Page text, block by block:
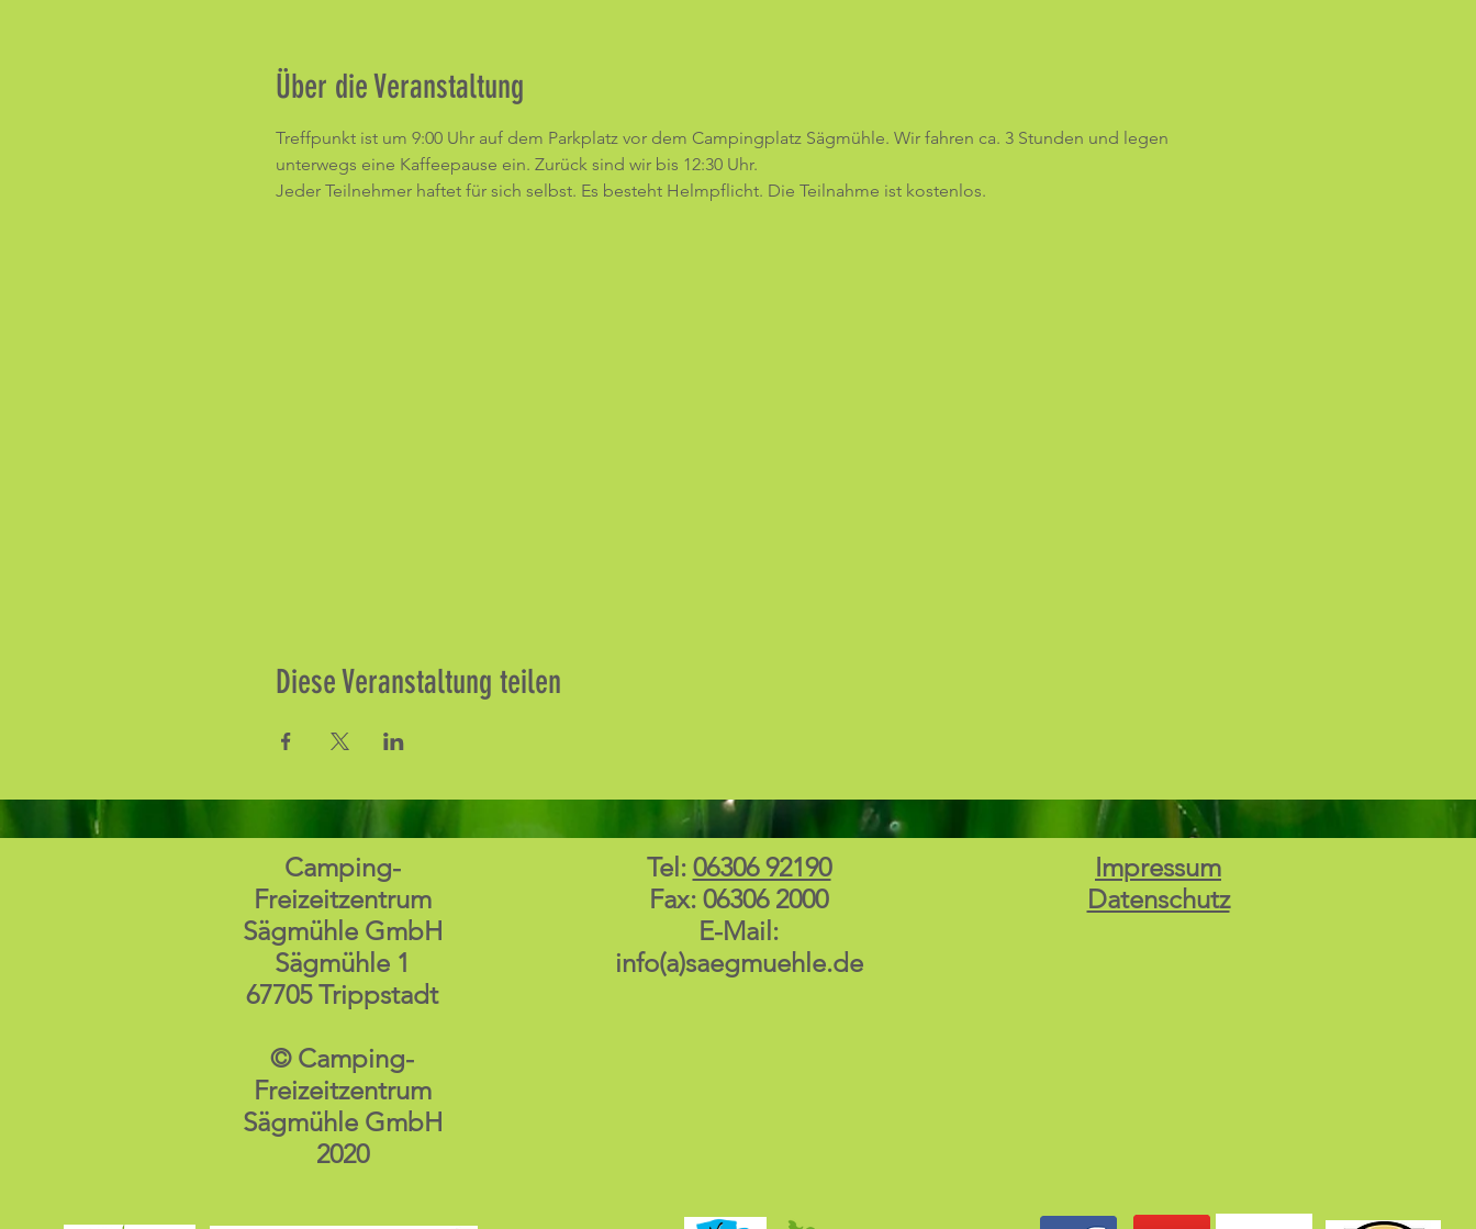
Über die Veranstaltung
Treffpunkt ist um 9:00 Uhr auf dem Parkplatz vor dem Campingplatz Sägmühle. Wir fahren ca. 3 Stunden und legen
unterwegs eine Kaffeepause ein. Zurück sind wir bis 12:30 Uhr.
Jeder Teilnehmer haftet für sich selbst. Es besteht Helmpflicht. Die Teilnahme ist kostenlos.
Diese Veranstaltung teilen
Camping-
Freizeitzentrum
Sägmühle GmbH
Sägmühle 1
67705 Trippstadt
© Camping-
Freizeitzentrum
Sägmühle GmbH
2020
Tel: 06306 92190
Fax: 06306 2000
E-Mail:
info(a)saegmuehle.de
Impressum
Datenschutz